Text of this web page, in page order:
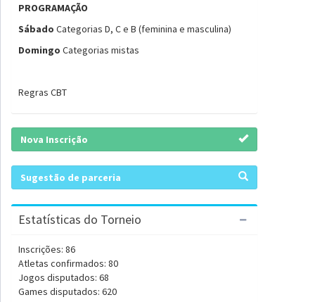
PROGRAMAÇÃO
Sábado Categorias D, C e B (feminina e masculina)
Domingo Categorias mistas
Regras CBT
Nova Inscrição
Sugestão de parceria
Estatísticas do Torneio
Inscrições: 86
Atletas confirmados: 80
Jogos disputados: 68
Games disputados: 620